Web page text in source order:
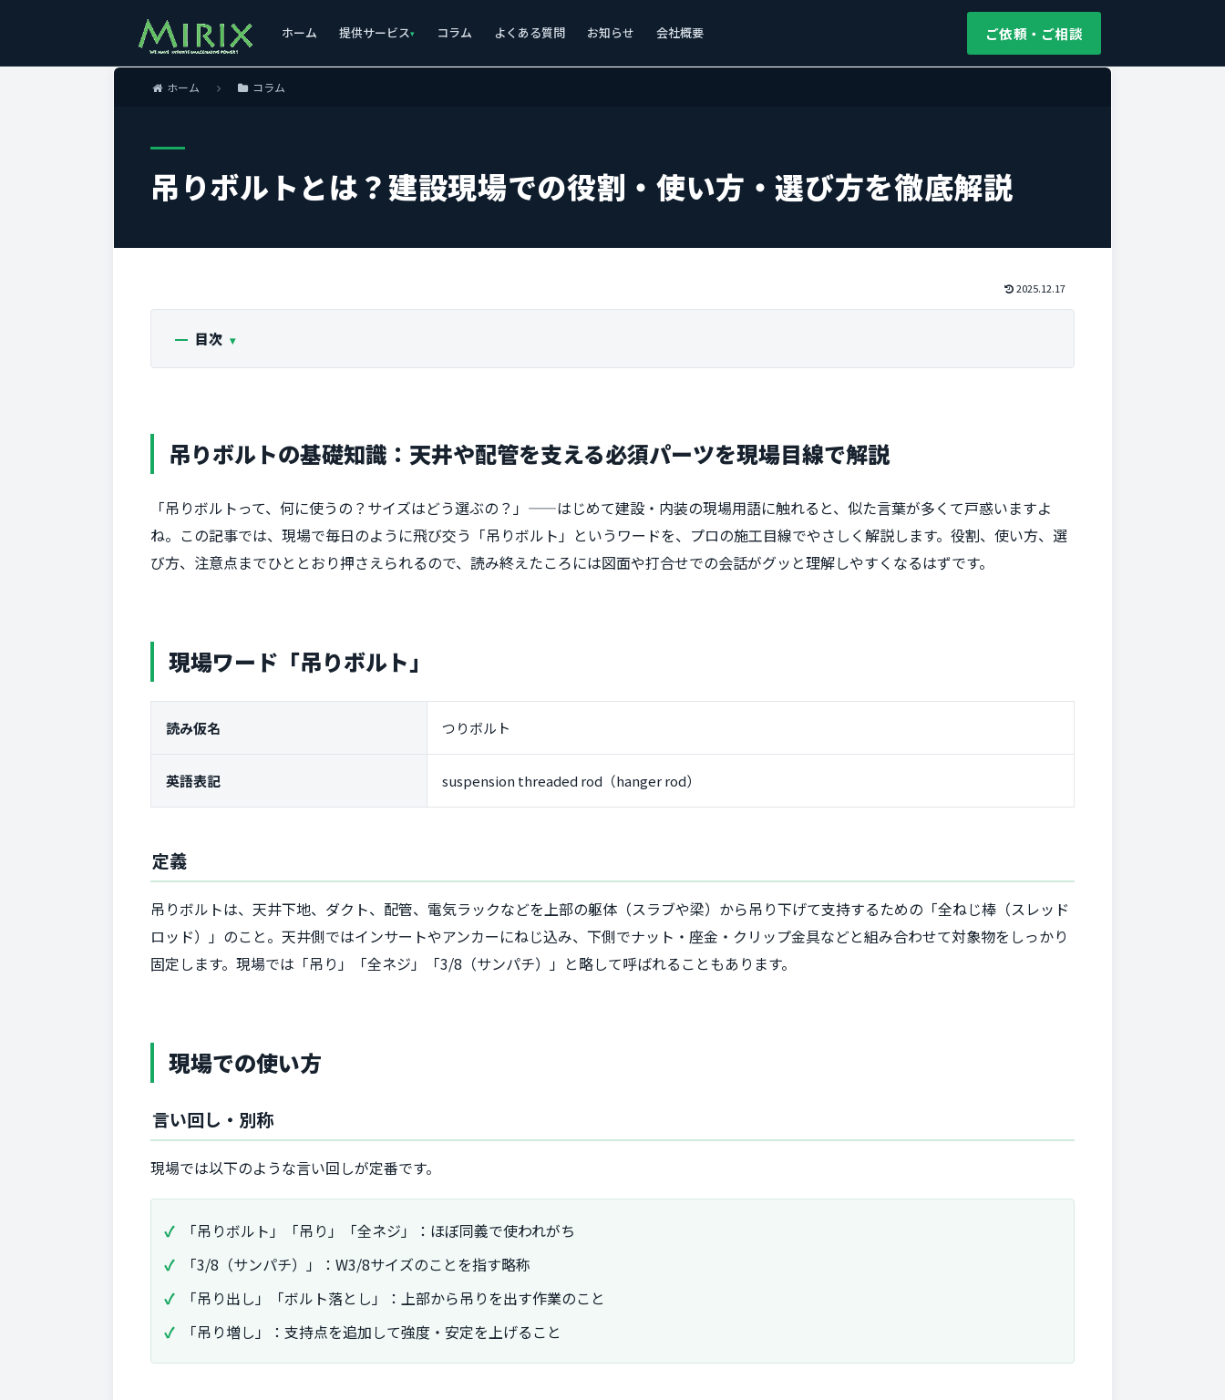
ご依頼・ご相談
ホーム 提供サービス コラム よくある質問 お知らせ 会社概要
ホーム コラム
吊りボルトとは？建設現場での役割・使い方・選び方を徹底解説
2025.12.17
目次
吊りボルトの基礎知識：天井や配管を支える必須パーツを現場目線で解説
「吊りボルトって、何に使うの？サイズはどう選ぶの？」——はじめて建設・内装の現場用語に触れると、似た言葉が多くて戸惑いますよ
ね。この記事では、現場で毎日のように飛び交う「吊りボルト」というワードを、プロの施工目線でやさしく解説します。役割、使い方、選
び方、注意点までひととおり押さえられるので、読み終えたころには図面や打合せでの会話がグッと理解しやすくなるはずです。
現場ワード「吊りボルト」
読み仮名 つりボルト
英語表記 suspension threaded rod（hanger rod）
定義
吊りボルトは、天井下地、ダクト、配管、電気ラックなどを上部の躯体（スラブや梁）から吊り下げて支持するための「全ねじ棒（スレッド
ロッド）」のこと。天井側ではインサートやアンカーにねじ込み、下側でナット・座金・クリップ金具などと組み合わせて対象物をしっかり
固定します。現場では「吊り」「全ネジ」「3/8（サンパチ）」と略して呼ばれることもあります。
現場での使い方
言い回し・別称
現場では以下のような言い回しが定番です。
「吊りボルト」「吊り」「全ネジ」：ほぼ同義で使われがち
「3/8（サンパチ）」：W3/8サイズのことを指す略称
「吊り出し」「ボルト落とし」：上部から吊りを出す作業のこと
「吊り増し」：支持点を追加して強度・安定を上げること